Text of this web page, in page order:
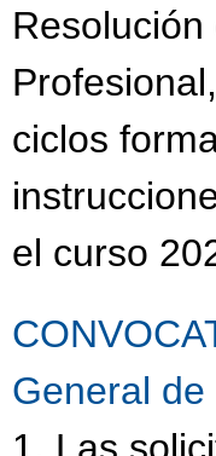
ciclos
el curso
General